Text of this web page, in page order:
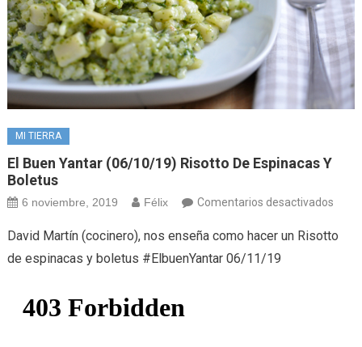
MI TIERRA
El Buen Yantar (06/10/19) Risotto De Espinacas Y
Boletus
6 noviembre, 2019 Félix Comentarios desactivadosen
buen
David Martín (cocinero), nos enseña como hacer un Risotto
de espinacas y boletus #ElbuenYantar 06/11/19